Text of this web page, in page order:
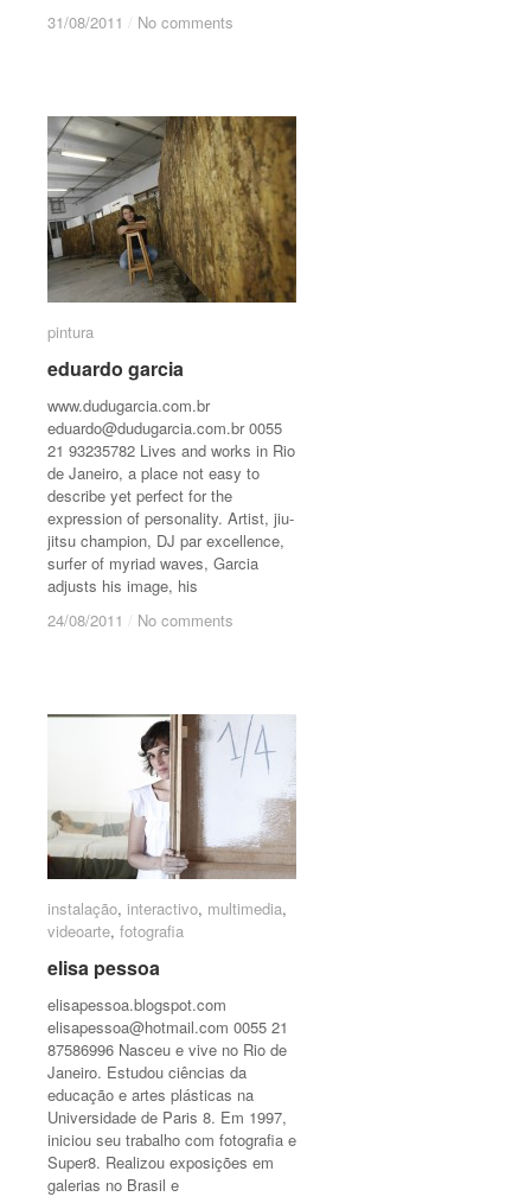
31/08/2011 / No comments
31/08/2011 / No comments
pintura
eduardo garcia
www.dudugarcia.com.br
eduardo@dudugarcia.com.br0055
21 93235782 Lives and works in Rio
de Janeiro, a place not easy to
describe yet perfect for the
expression of personality. Artist, jiu-
jitsu champion, DJ par excellence,
surfer of myriad waves, Garcia
adjusts his image, his
24/08/2011 / No comments
pintura
eduardo garcia
24/08/2011 / No comments
instalação, interactivo, multimedia,
videoarte, fotografia
elisa pessoa
elisapessoa.blogspot.com
elisapessoa@hotmail.com 0055 21
87586996 Nasceu e vive no Rio de
Janeiro. Estudou ciências da
educação e artes plásticas na
Universidade de Paris 8. Em 1997,
iniciou seu trabalho com fotografia e
Super8. Realizou exposições em
galerias no Brasil e
instalação interactivo multimedia
videoarte fotografia
elisa pessoa